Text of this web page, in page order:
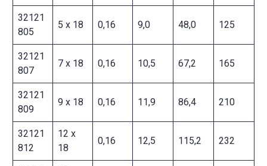
32121
805
5 x 18 0,16 9,0 48,0 125
32121
807
7 x 18 0,16 10,5 67,2 165
32121
809
9 x 18 0,16 11,9 86,4 210
32121
812
12 x
18
0,16 12,5 115,2 232